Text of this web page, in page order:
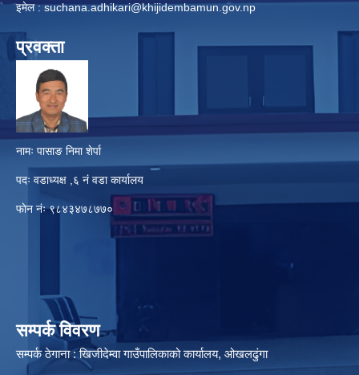
इमेल :suchana.adhikari@khijidembamun.gov.np
प्रवक्ता
नामः पासाङ निमा शेर्पा
पदः वडाध्यक्ष ,६ नं वडा कार्यालय
फाेन नंः ९८४३४७८७७०
सम्पर्क विवरण
सम्पर्क ठेगाना : खिजीदेम्वा गाउँपालिकाको कार्यालय, ओखलढुंगा